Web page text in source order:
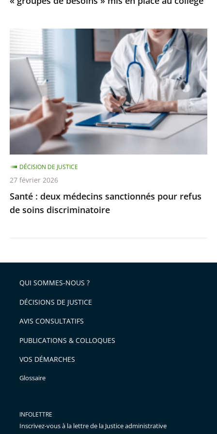
place
collège
:
deux
médecins
sanctionnés
pour
refus
de
soins
discriminatoire
Santé : deux médecins sanctionnés pour refus
de soins discriminatoire
DÉCISION DE JUSTICE
27 février 2026
QUI SOMMES-NOUS ?
DÉCISIONS DE JUSTICE
AVIS CONSULTATIFS
PUBLICATIONS & COLLOQUES
VOS DÉMARCHES
Glossaire
INFOLETTRE
Inscrivez-vous à la lettre de la Justice administrative